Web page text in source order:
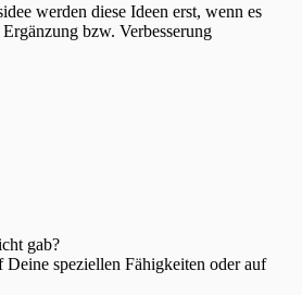
werden diese Ideen erst, wenn es
bzw. Verbesserung
gab?
speziellen Fähigkeiten oder auf